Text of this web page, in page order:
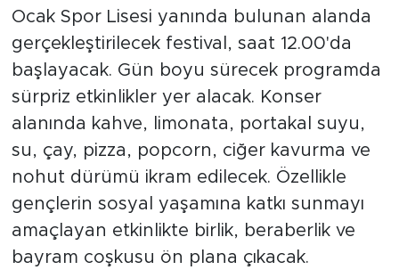
Ocak Spor Lisesi yanında bulunan alanda
gerçekleştirilecek festival, saat 12.00'da
başlayacak. Gün boyu sürecek programda
sürpriz etkinlikler yer alacak. Konser
alanında kahve, limonata, portakal suyu,
su, çay, pizza, popcorn, ciğer kavurma ve
nohut dürümü ikram edilecek. Özellikle
gençlerin sosyal yaşamına katkı sunmayı
amaçlayan etkinlikte birlik, beraberlik ve
bayram coşkusu ön plana çıkacak.